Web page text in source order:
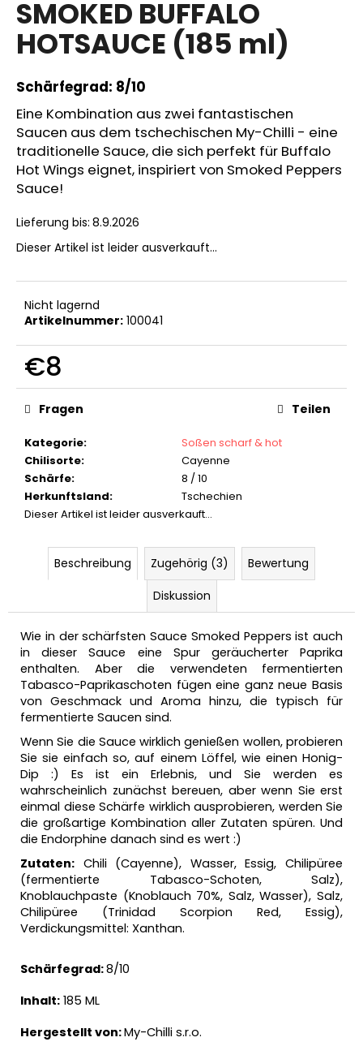
ist
0,0
von
Sternen.
SMOKED BUFFALO
HOTSAUCE (185 ml)
Schärfegrad: 8/10
Eine Kombination aus zwei fantastischen
Saucen aus dem tschechischen My-Chilli - eine
traditionelle Sauce, die sich perfekt für Buffalo
Hot Wings eignet, inspiriert von Smoked Peppers
Sauce!
Lieferung bis: 8.9.2026
Dieser Artikel ist leider ausverkauft…
Nicht lagernd
Artikelnummer: 100041
€8
Verkaufspreis:
Kategorie:
Soßen scharf & hot
Chilisorte:
Cayenne
Schärfe:
8 / 10
Herkunftsland:
Tschechien
Dieser Artikel ist leider ausverkauft…
Fragen Teilen
Beschreibung Zugehörig (3)
Bewertung
Diskussion
Wie in der schärfsten Sauce Smoked Peppers ist auch
in dieser Sauce eine Spur geräucherter Paprika
enthalten. Aber die verwendeten fermentierten
Tabasco-Paprikaschoten fügen eine ganz neue Basis
von Geschmack und Aroma hinzu, die typisch für
fermentierte Saucen sind.
Wenn Sie die Sauce wirklich genießen wollen, probieren
Sie sie einfach so, auf einem Löffel, wie einen Honig-
Dip :) Es ist ein Erlebnis, und Sie werden es
wahrscheinlich zunächst bereuen, aber wenn Sie erst
einmal diese Schärfe wirklich ausprobieren, werden Sie
die großartige Kombination aller Zutaten spüren. Und
die Endorphine danach sind es wert :)
Zutaten: Chili (Cayenne), Wasser, Essig, Chilipüree
(fermentierte Tabasco-Schoten, Salz),
Knoblauchpaste (Knoblauch 70%, Salz, Wasser), Salz,
Chilipüree (Trinidad Scorpion Red, Essig),
Verdickungsmittel: Xanthan.
Schärfegrad:8/10
Inhalt: 185 ML
Hergestellt von:My-Chilli s.r.o.
SUCHEN
W
i
r
e
p
f
e
h
e
n
CHILI
GESCHENKBOX
MIT
EINEM
SCHLÜSSELANHÄNGER
€30,90